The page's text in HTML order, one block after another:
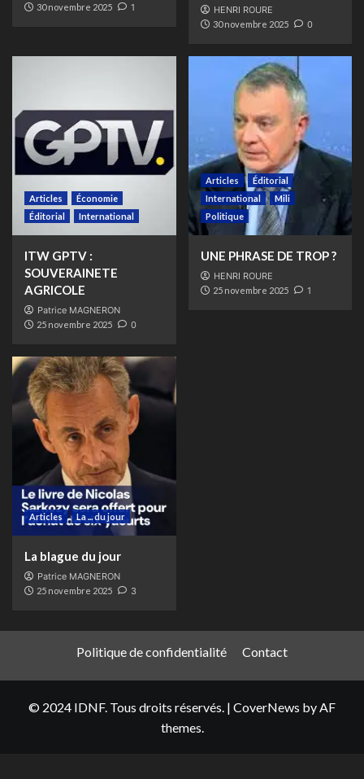
30 novembre 2025 1 HENRI ROURE
30 novembre 2025 0
Articles
Économie
Éditorial
International
ITW GPTV :
SOUVERAINETE
AGRICOLE
Patrice MAGNERON
25 novembre 2025 0
Articles
Éditorial
International
Mili
Politique
UNE PHRASE DE TROP ?
HENRI ROURE
25 novembre 2025 1
Articles La ... du jour
La blague du jour
Patrice MAGNERON
25 novembre 2025 3
Politique de confidentialité Contact
© 2024 IDNF. Tous droits réservés. | CoverNews by AF
themes.